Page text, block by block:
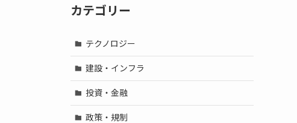
カテゴリー
テクノロジー
建設・インフラ
投資・金融
政策・規制